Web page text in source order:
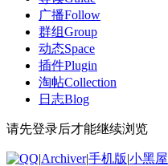
广播Follow
群组Group
动态Space
插件Plugin
淘帖Collection
日志Blog
请先登录后才能继续浏览
|Archiver|手机版|小黑屋